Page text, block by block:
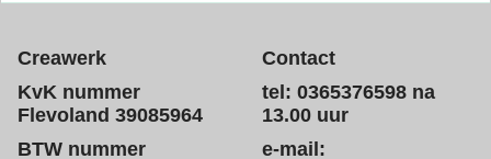
Creawerk
KvK nummer
Flevoland 39085964
BTW nummer
Contact
tel: 0365376598 na
13.00 uur
e-mail: